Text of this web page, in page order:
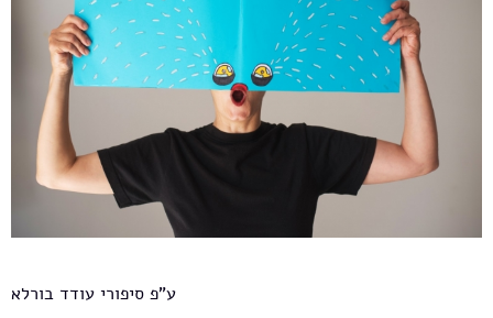
ע"פ סיפורי עודד בורלא